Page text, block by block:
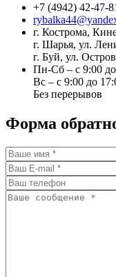
+7 (4942) 42-47-
г. Кострома,
г. Шарья, ул.
г. Буй, ул.
Пн-Сб – с 9:00
Вс – с 9:00 до
Без перерывов
Форма